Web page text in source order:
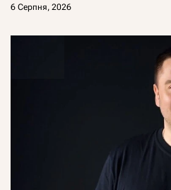
6 Серпня, 2026